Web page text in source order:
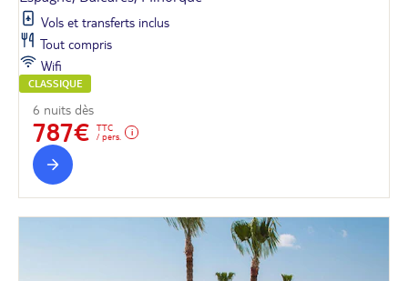
Vols et transferts inclus
Tout compris
Wifi
CLASSIQUE
6 nuits dès
787€
TTC
/ pers.